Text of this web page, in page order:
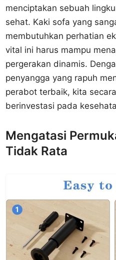
menciptakan sebuah
sehat. Kaki sofa yang
membutuhkan perhatian
vital ini harus mampu
pergerakan dinamis.
penyangga yang rapuh
perabot terbaik, kita
berinvestasi pada
Mengatasi
Tidak Rata